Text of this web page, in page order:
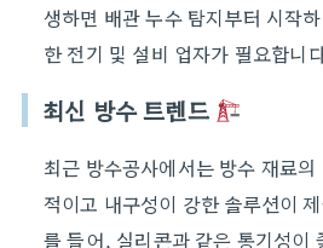
생하면 배관 누수 탐지부터 시작
한 전기 및 설비 업자가 필요합니
최신 방수 트렌드
최근 방수공사에서는 방수 재료
적이고 내구성이 강한 솔루션이
를 들어, 실리콘과 같은 통기성이